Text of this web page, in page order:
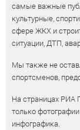
самые важные
культурные,
сфере ЖКХ и
ситуации, ДТП,
Мы также не
спортсменов,
На страницах РИА
только
инфографика.